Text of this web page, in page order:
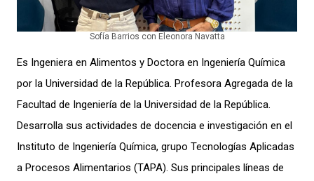
Sofía Barrios con Eleonora Navatta
Es Ingeniera en Alimentos y Doctora en Ingeniería Química
por la Universidad de la República. Profesora Agregada de la
Facultad de Ingeniería de la Universidad de la República.
Desarrolla sus actividades de docencia e investigación en el
Instituto de Ingeniería Química, grupo Tecnologías Aplicadas
a Procesos Alimentarios (TAPA). Sus principales líneas de